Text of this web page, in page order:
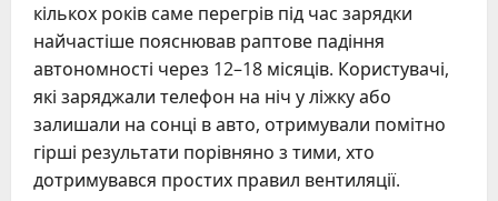
кількох років саме перегрів під час зарядки
найчастіше пояснював раптове падіння
автономності через 12–18 місяців. Користувачі,
які заряджали телефон на ніч у ліжку або
залишали на сонці в авто, отримували помітно
гірші результати порівняно з тими, хто
дотримувався простих правил вентиляції.